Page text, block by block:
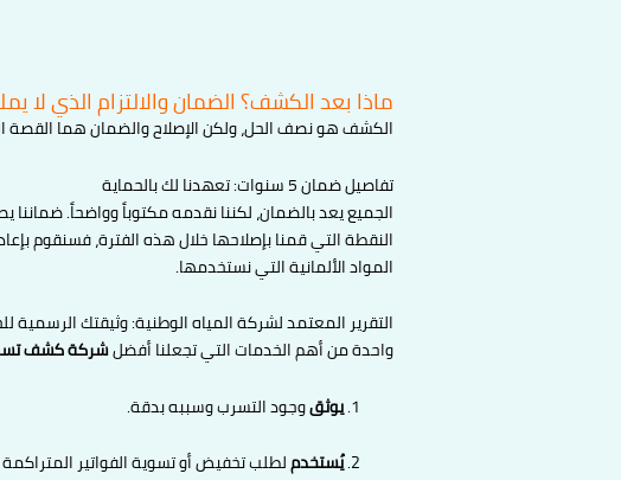
ماذا بعد الكشف؟ الضمان والالتزام الذي لا
الكشف هو نصف الحل، ولكن الإصلاح والضمان هما القصة
تفاصيل ضمان 5 سنوات: تعهدنا لك بالحماية
الجميع يعد بالضمان، لكننا نقدمه مكتوباً وواضحاً. ضماننا
النقطة التي قمنا بإصلاحها خلال هذه الفترة، فسنقوم
المواد الألمانية التي نستخدمها.
التقرير المعتمد لشركة المياه الوطنية: وثيقتك الرسمية
واحدة من أهم الخدمات التي تجعلنا أفضلشركة كشف
يوثقوجود التسرب وسببه بدقة.
يُستخدملطلب تخفيض أو تسوية الفواتير